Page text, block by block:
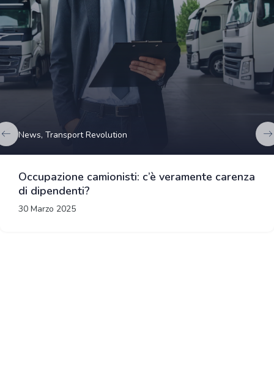
News, Transport Revolution
Occupazione camionisti: c’è veramente carenza
di dipendenti?
30 Marzo 2025